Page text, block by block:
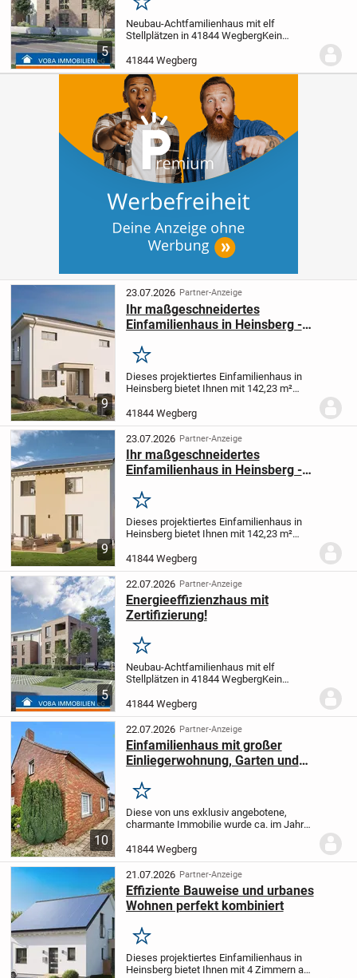
5
Merken
Neubau-Achtfamilienhaus mit elf
Stellplätzen in 41844 WegbergKein
Vorbereitung.Energieeffizienzhaus mit
Zertifizierung!Hier entsteht ein modernes,
energieeffiziente...
41844 Wegberg
9
23.07.2026 Partner-Anzeige
Ihr maßgeschneidertes
Einfamilienhaus in Heinsberg -
energieeffizient nach Ihren
Wünschen projektiert
Merken
Dieses projektiertes Einfamilienhaus in
Heinsberg bietet Ihnen mit 142,23 m²
Schlafzimmer) auf einem 435 m² großen
Grundstück höchsten Wohnkomfort. Das
Haus...
41844 Wegberg
9
23.07.2026 Partner-Anzeige
Ihr maßgeschneidertes
Einfamilienhaus in Heinsberg -
energieeffizient nach Ihren
Wünschen projektiert
Merken
Dieses projektiertes Einfamilienhaus in
Heinsberg bietet Ihnen mit 142,23 m²
Schlafzimmer) auf einem 478 m² großen
Grundstück höchsten Wohnkomfort. Das
Haus...
41844 Wegberg
5
22.07.2026 Partner-Anzeige
Energieeffizienzhaus mit
Zertifizierung!
Merken
Neubau-Achtfamilienhaus mit elf
Stellplätzen in 41844 WegbergKein
Vorbereitung.Energieeffizienzhaus mit
Zertifizierung!Hier entsteht ein modernes,
energieeffiziente...
41844 Wegberg
10
22.07.2026 Partner-Anzeige
Einfamilienhaus mit großer
Einliegerwohnung, Garten und
Merken
Diese von uns exklusiv angebotene,
charmante Immobilie wurde ca. im Jahr
von ca. 958 m² in begehrter Lage von
Wegberg-Klinkum errichtet und vereint
historischen...
41844 Wegberg
21.07.2026 Partner-Anzeige
Effiziente Bauweise und urbanes
Wohnen perfekt kombiniert
Merken
Dieses projektiertes Einfamilienhaus in
Heinsberg bietet Ihnen mit 4 Zimmern auf